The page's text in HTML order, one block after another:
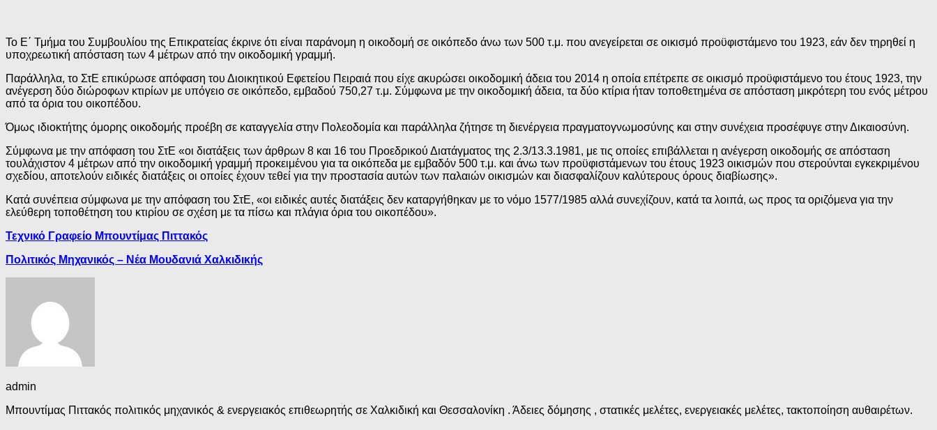
Το Ε΄ Τμήμα του Συμβουλίου της Επικρατείας έκρινε ότι είναι παράνομη η οικοδομή σε οικόπεδο άνω των 500 τ.μ. που ανεγείρεται σε οικισμό προϋφιστάμενο του 1923, εάν δεν τηρηθεί η
υποχρεωτική απόσταση των 4 μέτρων από την οικοδομική γραμμή.
Παράλληλα, το ΣτΕ επικύρωσε απόφαση του Διοικητικού Εφετείου Πειραιά που είχε ακυρώσει οικοδομική άδεια του 2014 η οποία επέτρεπε σε οικισμό προϋφιστάμενο του έτους 1923, την
ανέγερση δύο διώροφων κτιρίων με υπόγειο σε οικόπεδο, εμβαδού 750,27 τ.μ. Σύμφωνα με την οικοδομική άδεια, τα δύο κτίρια ήταν τοποθετημένα σε απόσταση μικρότερη του ενός μέτρου
από τα όρια του οικοπέδου.
Όμως ιδιοκτήτης όμορης οικοδομής προέβη σε καταγγελία στην Πολεοδομία και παράλληλα ζήτησε τη διενέργεια πραγματογνωμοσύνης και στην συνέχεια προσέφυγε στην Δικαιοσύνη.
Σύμφωνα με την απόφαση του ΣτΕ «οι διατάξεις των άρθρων 8 και 16 του Προεδρικού Διατάγματος της 2.3/13.3.1981, με τις οποίες επιβάλλεται η ανέγερση οικοδομής σε απόσταση
τουλάχιστον 4 μέτρων από την οικοδομική γραμμή προκειμένου για τα οικόπεδα με εμβαδόν 500 τ.μ. και άνω των προϋφιστάμενων του έτους 1923 οικισμών που στερούνται εγκεκριμένου
σχεδίου, αποτελούν ειδικές διατάξεις οι οποίες έχουν τεθεί για την προστασία αυτών των παλαιών οικισμών και διασφαλίζουν καλύτερους όρους διαβίωσης».
Κατά συνέπεια σύμφωνα με την απόφαση του ΣτΕ, «οι ειδικές αυτές διατάξεις δεν καταργήθηκαν με το νόμο 1577/1985 αλλά συνεχίζουν, κατά τα λοιπά, ως προς τα οριζόμενα για την
ελεύθερη τοποθέτηση του κτιρίου σε σχέση με τα πίσω και πλάγια όρια του οικοπέδου».
Τεχνικό Γραφείο Μπουντίμας Πιττακός
Πολιτικός Μηχανικός – Νέα Μουδανιά Χαλκιδικής
admin
Μπουντίμας Πιττακός πολιτικός μηχανικός & ενεργειακός επιθεωρητής σε Χαλκιδική και Θεσσαλονίκη . Άδειες δόμησης , στατικές μελέτες, ενεργειακές μελέτες, τακτοποίηση αυθαιρέτων.